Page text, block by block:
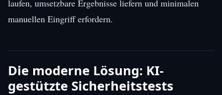
laufen, umsetzbare Ergebnisse liefern und minimalen
manuellen Eingriff erfordern.
Die moderne Lösung: KI-
gestützte Sicherheitstests